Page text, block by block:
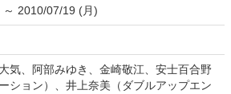
2010/07/19 (月)
気、阿部みゆき、金崎敬江、安士百合野
ション）、井上奈美（ダブルアップエン